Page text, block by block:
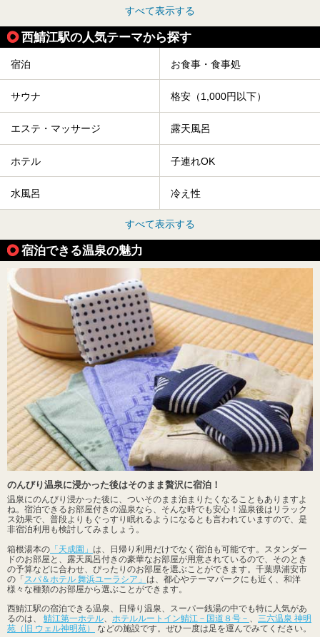
すべて表示する
西鯖江駅の人気テーマから探す
宿泊 お食事・食事処
サウナ 格安（1,000円以下）
エステ・マッサージ 露天風呂
ホテル 子連れOK
水風呂 冷え性
すべて表示する
宿泊できる温泉の魅力
のんびり温泉に浸かった後はそのまま贅沢に宿泊！
温泉にのんびり浸かった後に、ついそのまま泊まりたくなることもありますよ
ね。宿泊できるお部屋付きの温泉なら、そんな時でも安心！温泉後はリラック
ス効果で、普段よりもぐっすり眠れるようになるとも言われていますので、是
非宿泊利用も検討してみましょう。
箱根湯本の 「天成園」 は、日帰り利用だけでなく宿泊も可能です。スタンダー
ドのお部屋と、露天風呂付きの豪華なお部屋が用意されているので、そのとき
の予算などに合わせ、ぴったりのお部屋を選ぶことができます。千葉県浦安市
の「スパ＆ホテル 舞浜ユーラシア」 は、都心やテーマパークにも近く、和洋
様々な種類のお部屋から選ぶことができます。
西鯖江駅の宿泊できる温泉、日帰り温泉、スーパー銭湯の中でも特に人気があ
るのは、 鯖江第一ホテル、 ホテルルートイン鯖江－国道８号－ 、 三六温泉 神明
苑（旧 ウェル神明苑）
などの施設です。ぜひ一度は足を運んでみてください。